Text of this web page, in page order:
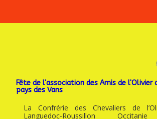
Fête de l'association des Amis de l'Olivier
pays des Vans
La Confrérie des Chevaliers de
Languedoc-Roussillon